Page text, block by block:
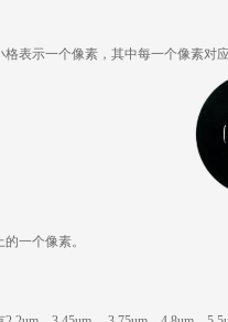
表示一个像素，其中每一个像素对应
一个像素。